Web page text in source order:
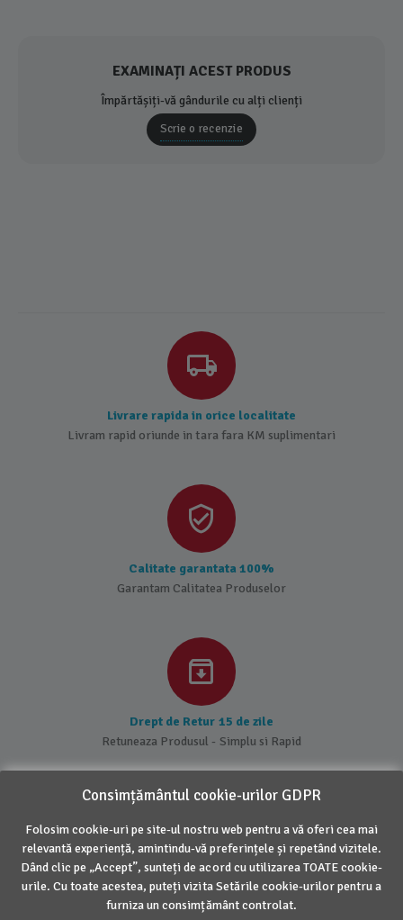
EXAMINAȚI ACEST PRODUS
Împărtășiți-vă gândurile cu alți clienți
Scrie o recenzie
Livrare rapida in orice localitate
Livram rapid oriunde in tara fara KM suplimentari
Calitate garantata 100%
Garantam Calitatea Produselor
Drept de Retur 15 de zile
Retuneaza Produsul - Simplu si Rapid
DESPRE NOI
INFORMATII UTILE
Consimțământul cookie-urilor GDPR
Folosim cookie-uri pe site-ul nostru web pentru a vă oferi cea mai
relevantă experiență, amintindu-vă preferințele și repetând vizitele.
Dând clic pe „Accept”, sunteți de acord cu utilizarea TOATE cookie-
urile. Cu toate acestea, puteți vizita Setările cookie-urilor pentru a
furniza un consimțământ controlat.